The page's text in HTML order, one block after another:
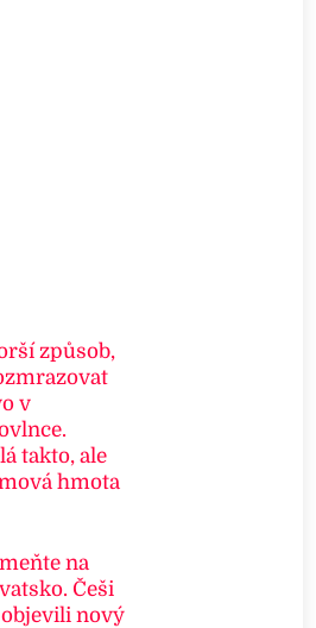
způsob,
v
takto, ale
hmota
na
Češi
nový